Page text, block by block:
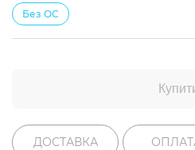
Без ОС
ДОСТАВКА